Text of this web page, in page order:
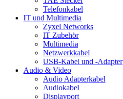
Telefonkabel
IT und Multimedia
Zyxel Networks
IT Zubehör
Multimedia
Netzwerkkabel
USB-Kabel und -Adapter
Audio & Video
Audio Adapterkabel
Audiokabel
Displayport